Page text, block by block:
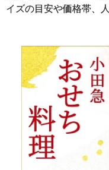
イズの目安や価格帯、